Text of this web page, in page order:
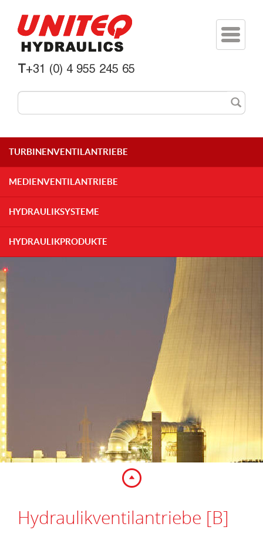
Toggle
T +31 (0) 4 955 245 65
TURBINENVENTILANTRIEBE
MEDIENVENTILANTRIEBE
HYDRAULIKSYSTEME
HYDRAULIKPRODUKTE
Hydraulikventilantriebe [B]